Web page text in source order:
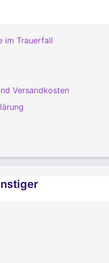
im Trauerfall
Versandkosten